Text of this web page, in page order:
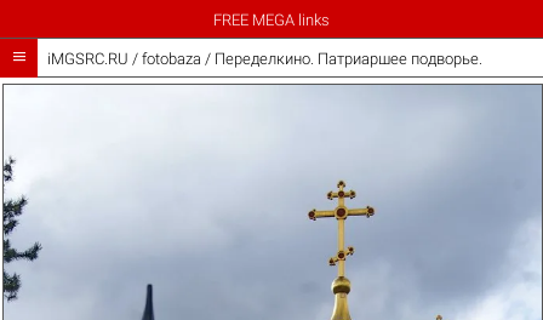
FREE MEGA links
 iMGSRC.RU / fotobaza / Переделкино. Патриаршее подворье.